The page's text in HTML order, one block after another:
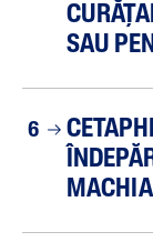
SAU
6